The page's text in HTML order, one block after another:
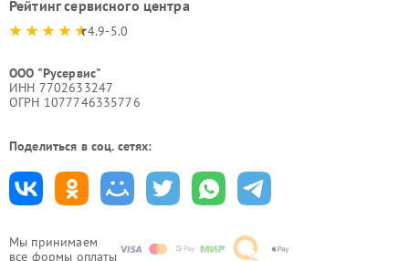
Мы принимаем
все формы оплаты
Рейтинг сервисного центра
4.9-5.0
ООО "Русервис"
ИНН 7702633247
ОГРН 1077746335776
Поделиться в соц. сетях: